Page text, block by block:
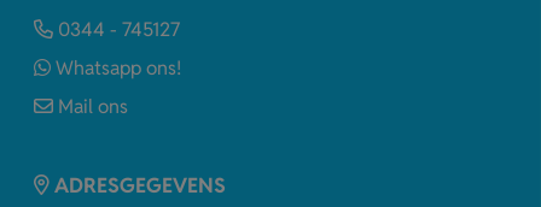
0344 - 745127
Whatsapp ons!
Mail ons
ADRESGEGEVENS